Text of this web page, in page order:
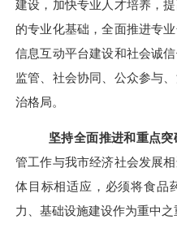
建设，加快专业人才培养，
的专业化基础，全面推进专
信息互动平台建设和社会诚
监管、社会协同、公众参与
治格局。
坚持全面推进和重点突
管工作与我市经济社会发展
体目标相适应，必须将食品
力、基础设施建设作为重中之